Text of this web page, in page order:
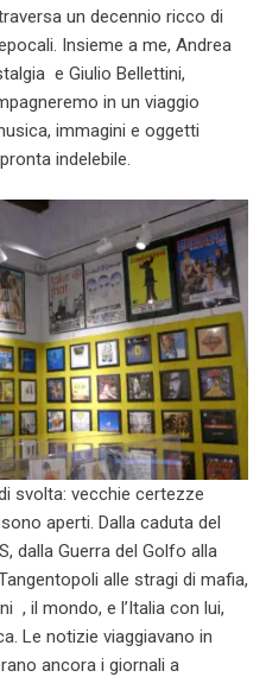
un decennio ricco di
Insieme a me, Andrea
e Giulio Bellettini,
in un viaggio
immagini e oggetti
indelebile.
svolta: vecchie certezze
aperti. Dalla caduta del
dalla Guerra del Golfo alla
alle stragi di mafia,
, il mondo, e l’Italia con lui,
Le notizie viaggiavano in
ancora i giornali a